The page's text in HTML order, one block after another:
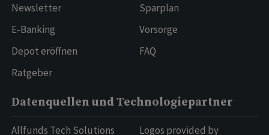
Newsletter
E-Banking
Depot eröffnen
Ratgeber
Sparplan
Vorsorge
FAQ
Datenquellen und Technologiepartner
Allfunds Tech Solutions Logos provided by